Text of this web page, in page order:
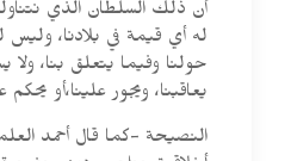
أن ذلك السلطان الذي
له أي قيمة في بلادنا،
حولنا وفيما يتعلق بنا،
يعاقبنا، ويجور علينا،أو يحكم
النصيحة -كما قال أحمد